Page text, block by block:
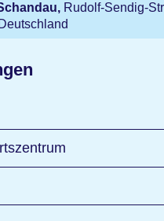
Rudolf-Sendig-